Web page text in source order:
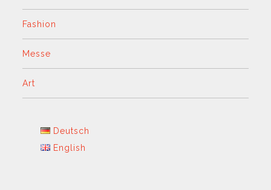
Fashion
Messe
Art
Deutsch
English